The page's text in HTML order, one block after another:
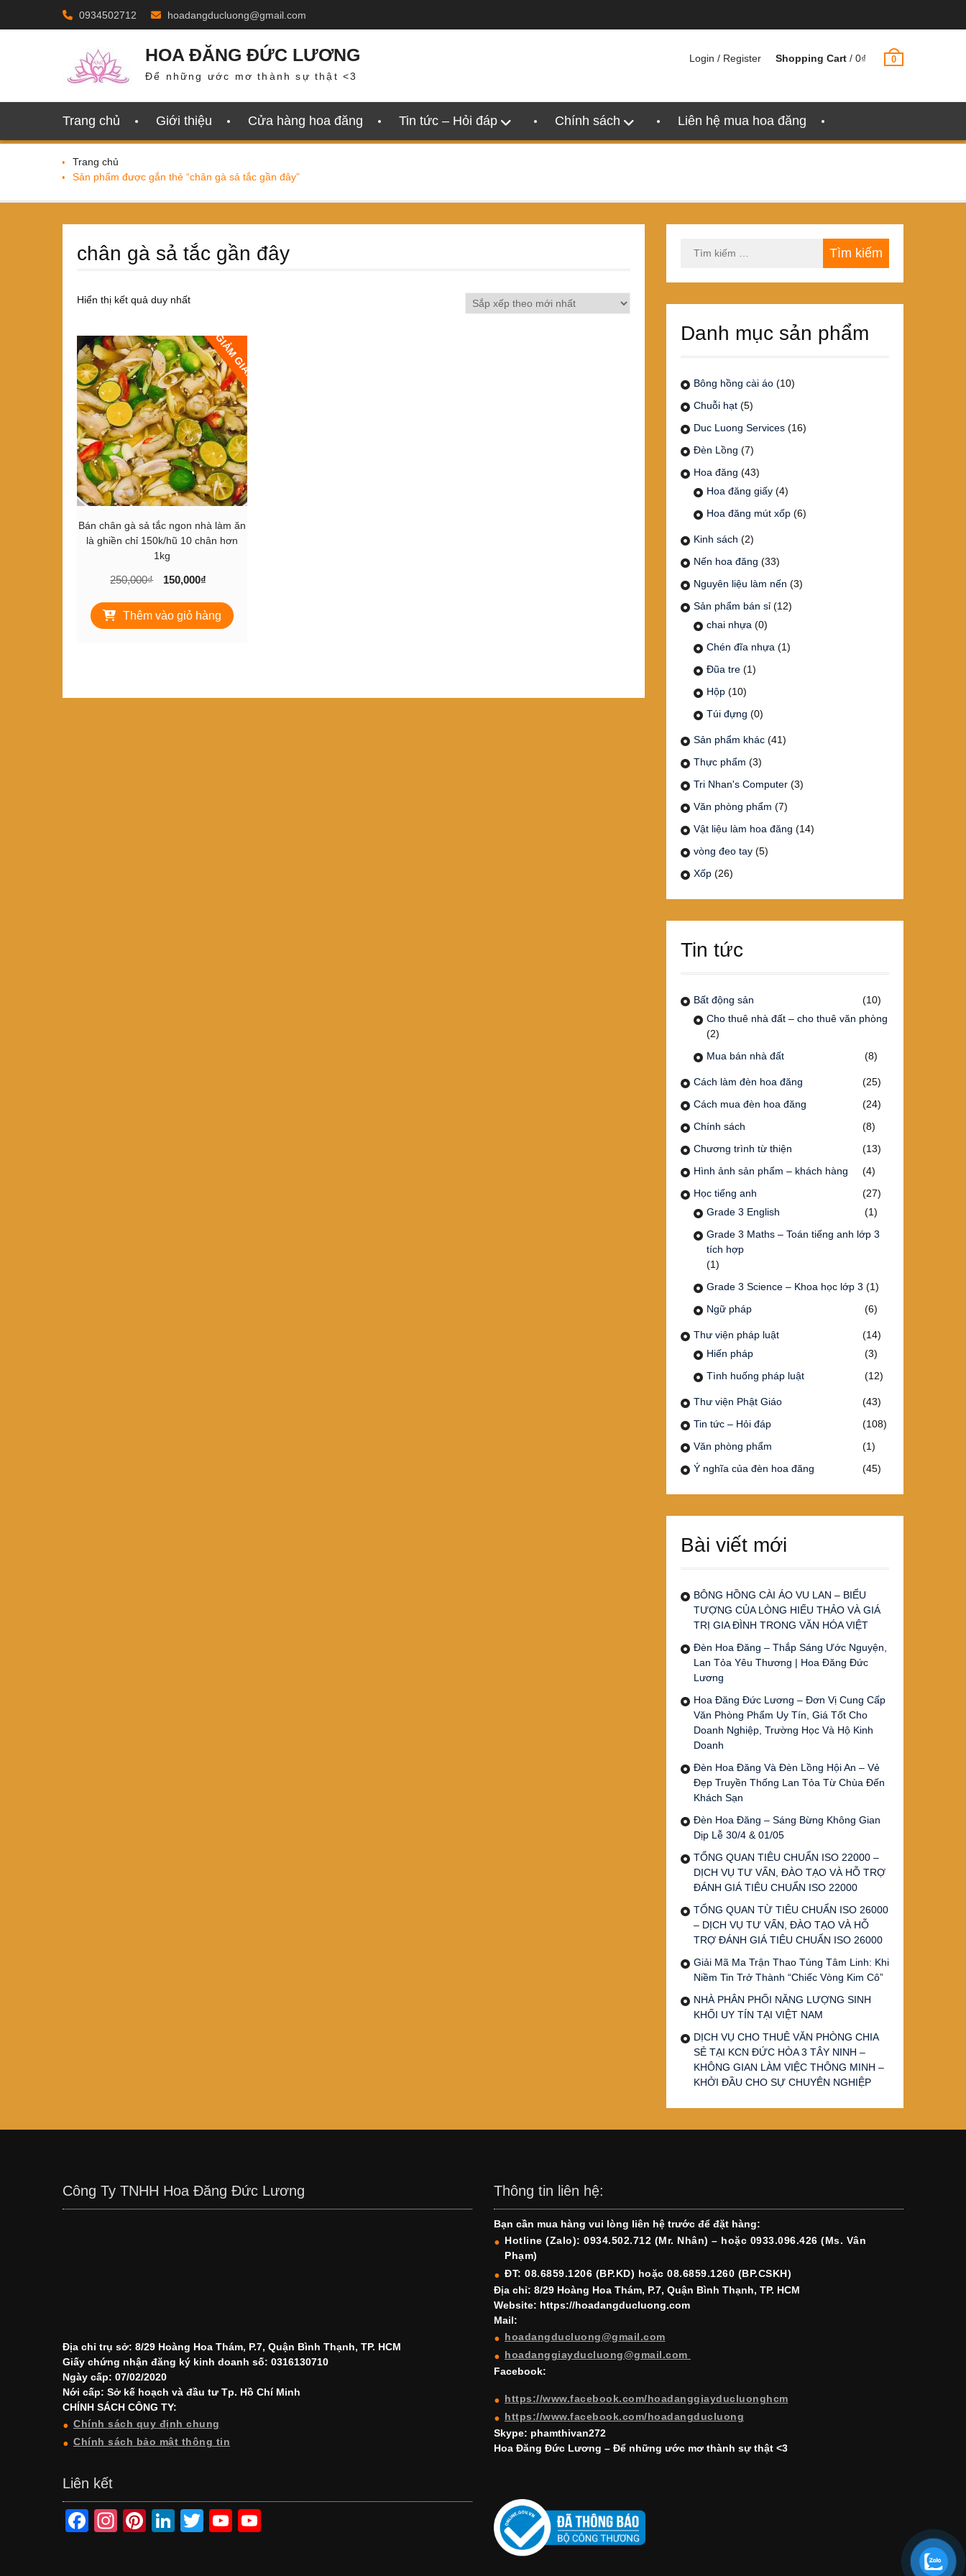
0934502712 hoadangducluong@gmail.com
HOA ĐĂNG ĐỨC LƯƠNG
Để những ước mơ thành sự thật <3
Login / Register Shopping Cart / 0₫ 0
Trang chủ Giới thiệu Cửa hàng hoa đăng Tin tức – Hỏi đáp Chính sách Liên hệ mua hoa đăng
Trang chủ
Sản phẩm được gắn thẻ “chân gà sả tắc gần đây”
chân gà sả tắc gần đây
Hiển thị kết quả duy nhất
GIẢM GIÁ!
Bán chân gà sả tắc ngon nhà làm ăn
là ghiền chỉ 150k/hũ 10 chân hơn
1kg
250,000₫
Giá
là:
250,000₫.
150,000₫
tại
là:
Thêm vào giỏ hàng
kiếm
Danh mục sản phẩm
Bông hồng cài áo (10)
Chuỗi hạt (5)
Duc Luong Services (16)
Đèn Lồng (7)
Hoa đăng (43)
Hoa đăng giấy (4)
Hoa đăng mút xốp (6)
Kinh sách (2)
Nến hoa đăng (33)
Nguyên liệu làm nến (3)
Sản phẩm bán sỉ (12)
chai nhựa (0)
Chén đĩa nhựa (1)
Đũa tre (1)
Hộp (10)
Túi đựng (0)
Sản phẩm khác (41)
Thực phẩm (3)
Tri Nhan's Computer (3)
Văn phòng phẩm (7)
Vật liệu làm hoa đăng (14)
vòng đeo tay (5)
Xốp (26)
Tin tức
Bất động sản
(10)
Cho thuê nhà đất – cho thuê văn phòng
(2)
Mua bán nhà đất
(8)
Cách làm đèn hoa đăng
(25)
Cách mua đèn hoa đăng
(24)
Chính sách
(8)
Chương trình từ thiện
(13)
Hình ảnh sản phẩm – khách hàng
(4)
Học tiếng anh
(27)
Grade 3 English
(1)
Grade 3 Maths – Toán tiếng anh lớp 3
tích hợp
(1)
Grade 3 Science – Khoa học lớp 3 (1)
Ngữ pháp
(6)
Thư viện pháp luật
(14)
Hiến pháp
(3)
Tình huống pháp luật
(12)
Thư viện Phật Giáo
(43)
Tin tức – Hỏi đáp
(108)
Văn phòng phẩm
(1)
Ý nghĩa của đèn hoa đăng
(45)
Bài viết mới
BÔNG HỒNG CÀI ÁO VU LAN – BIỂU
TƯỢNG CỦA LÒNG HIẾU THẢO VÀ GIÁ
TRỊ GIA ĐÌNH TRONG VĂN HÓA VIỆT
Đèn Hoa Đăng – Thắp Sáng Ước Nguyện,
Lan Tỏa Yêu Thương | Hoa Đăng Đức
Lương
Hoa Đăng Đức Lương – Đơn Vị Cung Cấp
Văn Phòng Phẩm Uy Tín, Giá Tốt Cho
Doanh Nghiệp, Trường Học Và Hộ Kinh
Doanh
Đèn Hoa Đăng Và Đèn Lồng Hội An – Vẻ
Đẹp Truyền Thống Lan Tỏa Từ Chùa Đến
Khách Sạn
Đèn Hoa Đăng – Sáng Bừng Không Gian
Dịp Lễ 30/4 & 01/05
TỔNG QUAN TIÊU CHUẨN ISO 22000 –
DỊCH VỤ TƯ VẤN, ĐÀO TẠO VÀ HỖ TRỢ
ĐÁNH GIÁ TIÊU CHUẨN ISO 22000
TỔNG QUAN TỪ TIÊU CHUẨN ISO 26000
– DỊCH VỤ TƯ VẤN, ĐÀO TẠO VÀ HỖ
TRỢ ĐÁNH GIÁ TIÊU CHUẨN ISO 26000
Giải Mã Ma Trận Thao Túng Tâm Linh: Khi
Niềm Tin Trở Thành “Chiếc Vòng Kim Cô”
NHÀ PHÂN PHỐI NĂNG LƯỢNG SINH
KHỐI UY TÍN TẠI VIỆT NAM
DỊCH VỤ CHO THUÊ VĂN PHÒNG CHIA
SẺ TẠI KCN ĐỨC HÒA 3 TÂY NINH –
KHÔNG GIAN LÀM VIỆC THÔNG MINH –
KHỞI ĐẦU CHO SỰ CHUYÊN NGHIỆP
Công Ty TNHH Hoa Đăng Đức Lương
Địa chỉ trụ sở: 8/29 Hoàng Hoa Thám, P.7, Quận Bình Thạnh, TP. HCM
Giấy chứng nhận đăng ký kinh doanh số: 0316130710
Ngày cấp: 07/02/2020
Nới cấp: Sở kế hoạch và đầu tư Tp. Hồ Chí Minh
CHÍNH SÁCH CÔNG TY:
Chính sách quy định chung
Chính sách bảo mật thông tin
Liên kết
F
In
Pi
Li
T
Y
Thông tin liên hệ:
Bạn cần mua hàng vui lòng liên hệ trước để đặt hàng:
Hotline (Zalo): 0934.502.712 (Mr. Nhân) – hoặc 0933.096.426 (Ms. Vân
Phạm)
ĐT: 08.6859.1206 (BP.KD) hoặc 08.6859.1260 (BP.CSKH)
Địa chỉ: 8/29 Hoàng Hoa Thám, P.7, Quận Bình Thạnh, TP. HCM
Website: https://hoadangducluong.com
Mail:
hoadangducluong@gmail.com
hoadanggiayducluong@gmail.com
Facebook:
https://www.facebook.com/hoadanggiayducluonghcm
https://www.facebook.com/hoadangducluong
Skype: phamthivan272
Hoa Đăng Đức Lương – Để những ước mơ thành sự thật <3